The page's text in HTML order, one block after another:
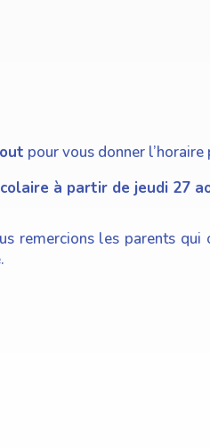
pour vous donner l’horaire
à partir de jeudi 27
remercions les parents